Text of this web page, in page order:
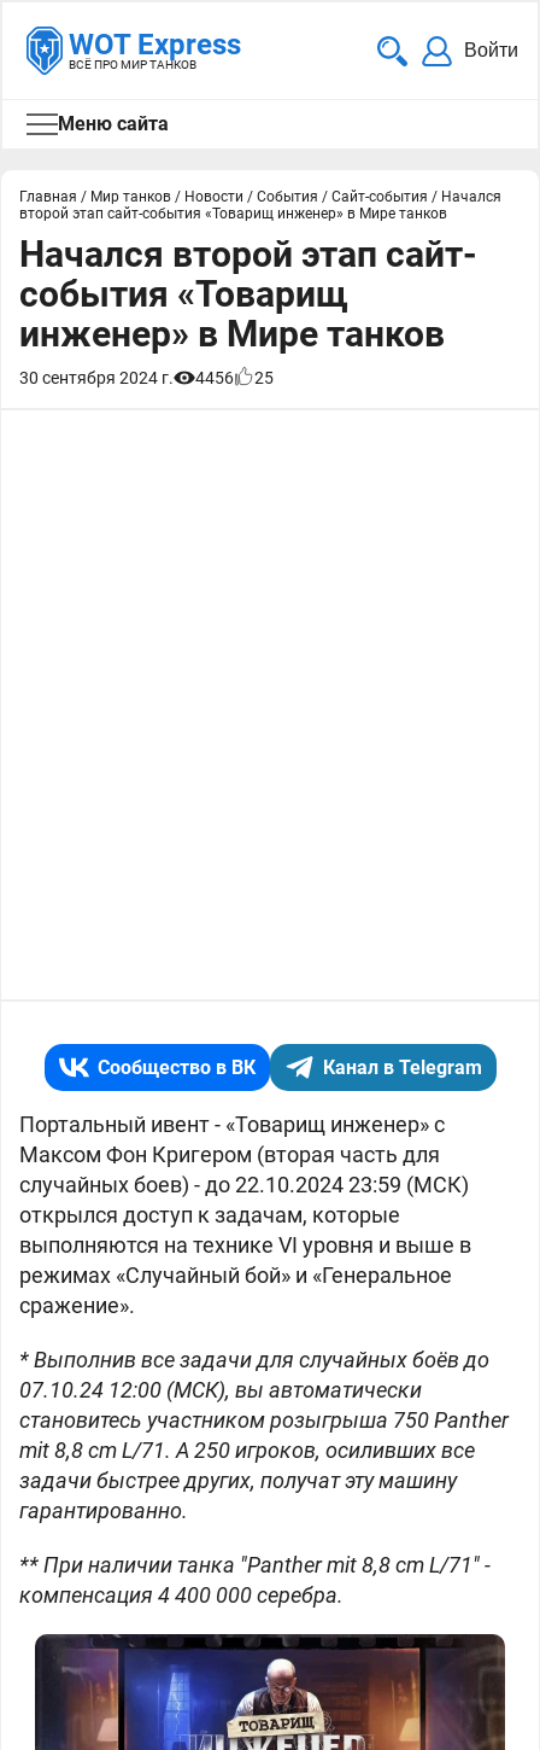
WOT Express
ВСЁ ПРО МИР ТАНКОВ
Войти
Меню сайта
Главная / Мир танков / Новости / События / Сайт-события / Начался
второй этап сайт-события «Товарищ инженер» в Мире танков
Начался второй этап сайт-
события «Товарищ
инженер» в Мире танков
30 сентября 2024 г. 4456 25
Сообщество в ВК Канал в Telegram
Портальный ивент - «Товарищ инженер» с
Максом Фон Кригером (вторая часть для
случайных боев) - до 22.10.2024 23:59 (МСК)
открылся доступ к задачам, которые
выполняются на технике VI уровня и выше в
режимах «Случайный бой» и «Генеральное
сражение».
* Выполнив все задачи для случайных боёв до
07.10.24 12:00 (МСК), вы автоматически
становитесь участником розыгрыша 750 Panther
mit 8,8 cm L/71. А 250 игроков, осиливших все
задачи быстрее других, получат эту машину
гарантированно.
** При наличии танка "Panther mit 8,8 cm L/71" -
компенсация 4 400 000 серебра.